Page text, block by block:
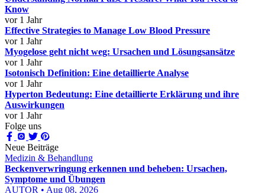
Know
vor 1 Jahr
Effective Strategies to Manage Low Blood Pressure
vor 1 Jahr
Myogelose geht nicht weg: Ursachen und Lösungsansätze
vor 1 Jahr
Isotonisch Definition: Eine detaillierte Analyse
vor 1 Jahr
Hyperton Bedeutung: Eine detaillierte Erklärung und ihre
Auswirkungen
vor 1 Jahr
Folge uns
Neue Beiträge
Medizin & Behandlung
Beckenverwringung erkennen und beheben: Ursachen,
Symptome und Übungen
AUTOR • Aug 08, 2026